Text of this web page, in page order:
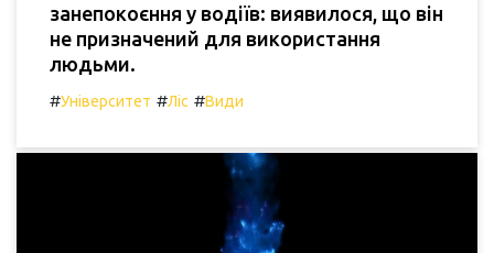
занепокоєння у водіїв: виявилося, що він
не призначений для використання
людьми.
#Університет #Ліс #Види